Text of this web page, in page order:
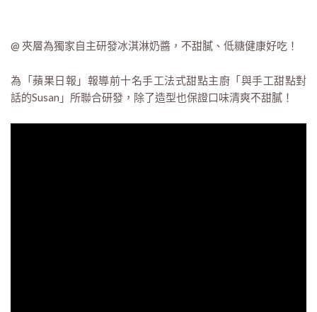
@ 夾層為獨家自主研發冰淇淋奶醬，不甜膩、低糖健康好吃！
為「蘋果日報」報導前十名手工法式甜點主廚「與手工甜點對
話的Susan」所聯合研發，除了造型也保證口味清爽不甜膩！